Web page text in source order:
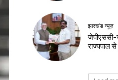
झारखंड न्यूज़
जेपीएससी-
राज्यपाल